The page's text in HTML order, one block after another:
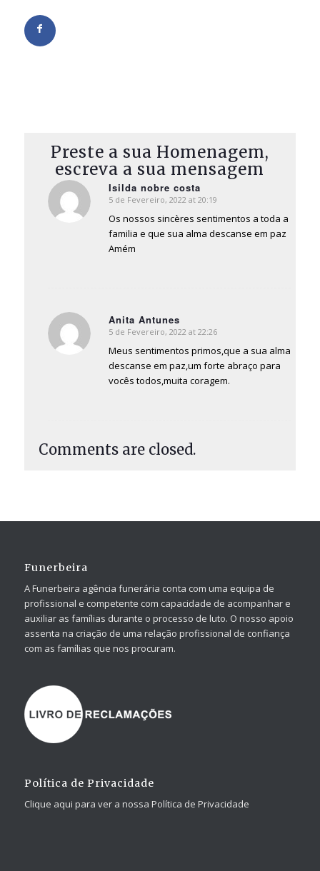
Preste a sua Homenagem,
escreva a sua mensagem
Isilda nobre costa
says:
5 de Fevereiro, 2022 at 20:19
Os nossos sincères sentimentos a toda a
familia e que sua alma descanse em paz
Amém
Anita Antunes
says:
5 de Fevereiro, 2022 at 22:26
Meus sentimentos primos,que a sua alma
descanse em paz,um forte abraço para
vocês todos,muita coragem.
Comments are closed.
Funerbeira
A Funerbeira agência funerária conta com uma equipa de
profissional e competente com capacidade de acompanhar e
auxiliar as famílias durante o processo de luto. O nosso apoio
assenta na criação de uma relação profissional de confiança
com as famílias que nos procuram.
Política de Privacidade
Clique aqui para ver a nossa Política de Privacidade